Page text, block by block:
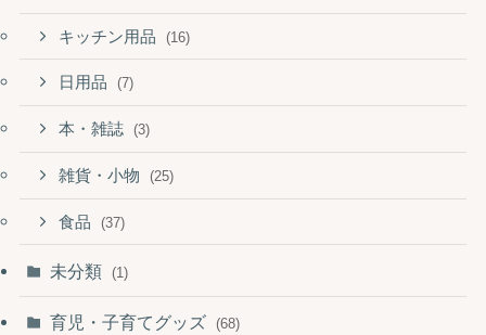
キッチン用品 (16)
日用品 (7)
本・雑誌 (3)
雑貨・小物 (25)
食品 (37)
未分類 (1)
育児・子育てグッズ (68)